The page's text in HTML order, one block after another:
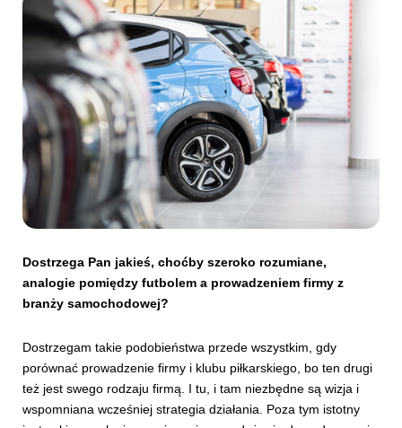
Dostrzega Pan jakieś, choćby szeroko rozumiane,
analogie pomiędzy futbolem a prowadzeniem firmy z
branży samochodowej?
Dostrzegam takie podobieństwa przede wszystkim, gdy
porównać prowadzenie firmy i klubu piłkarskiego, bo ten drugi
też jest swego rodzaju firmą. I tu, i tam niezbędne są wizja i
wspomniana wcześniej strategia działania. Poza tym istotny